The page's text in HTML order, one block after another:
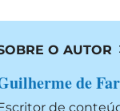
O AUTOR
de
de